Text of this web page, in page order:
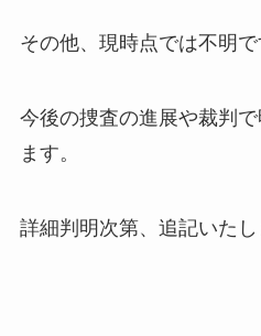
その他、現時点では不明で
今後の捜査の進展や裁判
ます。
詳細判明次第、追記いたし